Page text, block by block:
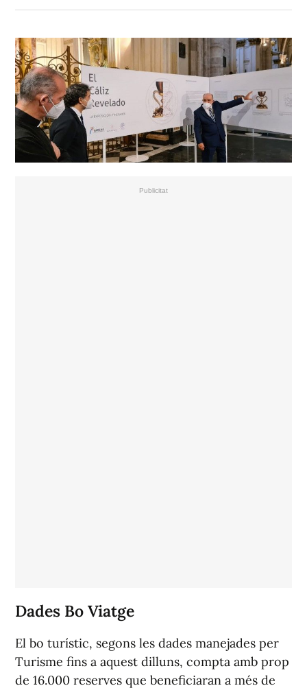
Dades Bo Viatge
El bo turístic, segons les dades manejades per
Turisme fins a aquest dilluns, compta amb prop
de 16.000 reserves que beneficiaran a més de